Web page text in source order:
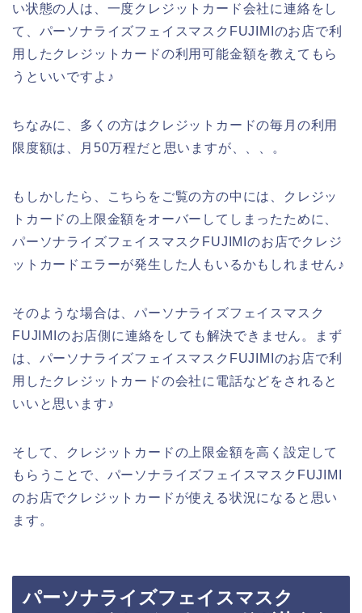
い状態の人は、一度クレジットカード会社に連絡をし
て、パーソナライズフェイスマスクFUJIMIのお店で利
用したクレジットカードの利用可能金額を教えてもら
うといいですよ♪
ちなみに、多くの方はクレジットカードの毎月の利用
限度額は、月50万程だと思いますが、、、。
もしかしたら、こちらをご覧の方の中には、クレジッ
トカードの上限金額をオーバーしてしまったために、
パーソナライズフェイスマスクFUJIMIのお店でクレジ
ットカードエラーが発生した人もいるかもしれません♪
そのような場合は、パーソナライズフェイスマスク
FUJIMIのお店側に連絡をしても解決できません。まず
は、パーソナライズフェイスマスクFUJIMIのお店で利
用したクレジットカードの会社に電話などをされると
いいと思います♪
そして、クレジットカードの上限金額を高く設定して
もらうことで、パーソナライズフェイスマスクFUJIMI
のお店でクレジットカードが使える状況になると思い
ます。
パーソナライズフェイスマスク